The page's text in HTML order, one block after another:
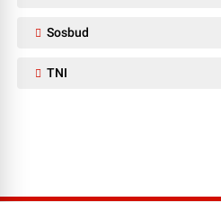
Sosbud
TNI